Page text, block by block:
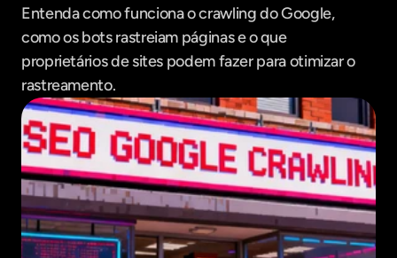
Entenda como funciona o crawling do Google,
como os bots rastreiam páginas e o que
proprietários de sites podem fazer para otimizar o
rastreamento.